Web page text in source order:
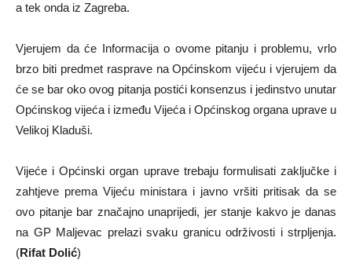
a tek onda iz Zagreba.
Vjerujem da će Informacija o ovome pitanju i problemu, vrlo
brzo biti predmet rasprave na Općinskom vijeću i vjerujem da
će se bar oko ovog pitanja postići konsenzus i jedinstvo unutar
Općinskog vijeća i između Vijeća i Općinskog organa uprave u
Velikoj Kladuši.
Vijeće i Općinski organ uprave trebaju formulisati zaključke i
zahtjeve prema Vijeću ministara i javno vršiti pritisak da se
ovo pitanje bar značajno unaprijedi, jer stanje kakvo je danas
na GP Maljevac prelazi svaku granicu održivosti i strpljenja.
(Rifat Dolić)